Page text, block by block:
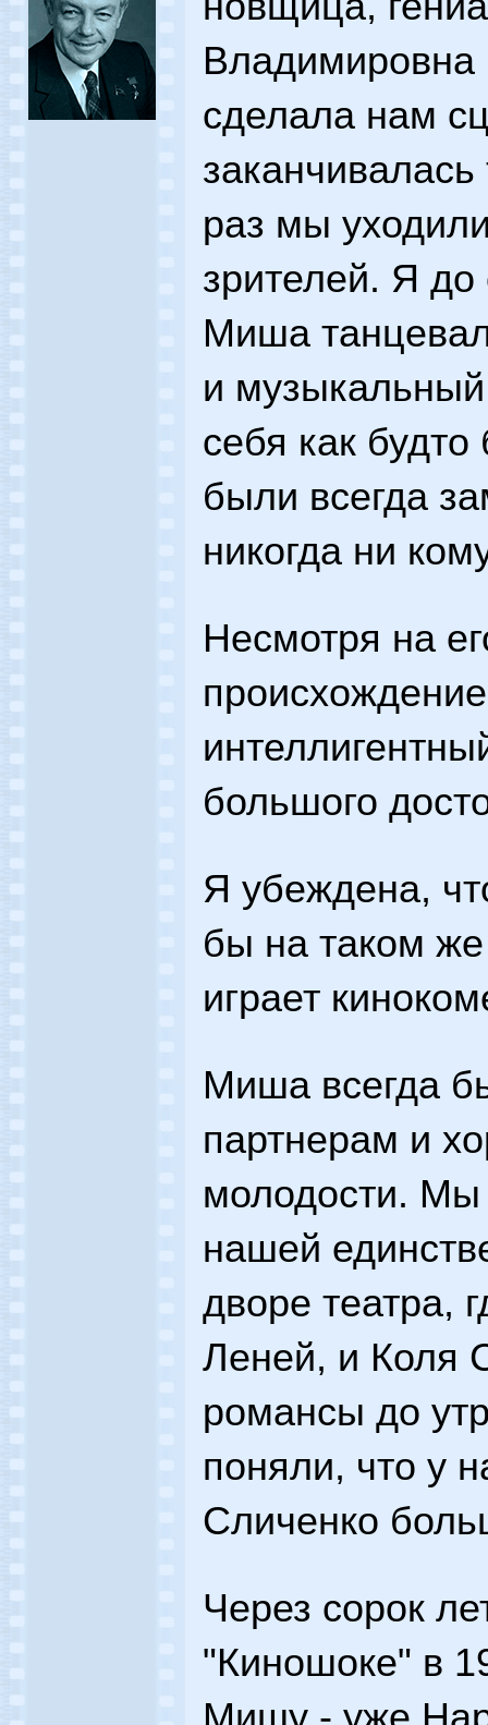
Владимировна
сделала нам
раз мы
зрителей. Я
Миша
и
себя как
были всегда
никогда ни
Несмотря на
большого
Я убеждена,
бы на таком
играет
Миша всегда
партнерам и
молодости. Мы
нашей
дворе театра,
Леней, и Коля
романсы до
поняли, что у
Сличенко
Через сорок
"Киношоке" в